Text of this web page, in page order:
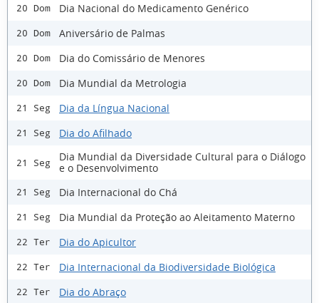
20 Dom Dia Nacional do Medicamento Genérico
20 Dom Aniversário de Palmas
20 Dom Dia do Comissário de Menores
20 Dom Dia Mundial da Metrologia
21 Seg Dia da Língua Nacional
21 Seg Dia do Afilhado
21 Seg
Dia Mundial da Diversidade Cultural para o Diálogo
e o Desenvolvimento
21 Seg Dia Internacional do Chá
21 Seg Dia Mundial da Proteção ao Aleitamento Materno
22 Ter Dia do Apicultor
22 Ter Dia Internacional da Biodiversidade Biológica
22 Ter Dia do Abraço